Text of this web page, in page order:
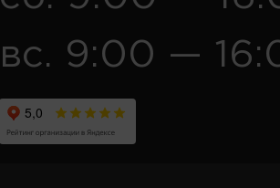
вс. 9:00 —